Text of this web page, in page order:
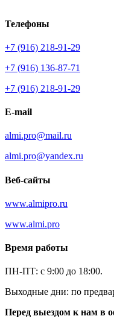
Телефоны
+7 (916) 218-91-29
+7 (916) 136-87-71
+7 (916) 218-91-29
E-mail
almi.pro@mail.ru
almi.pro@yandex.ru
Веб-сайты
www.almipro.ru
www.almi.pro
Время работы
ПН-ПТ: с 9:00 до 18:00.
Выходные дни: по
Перед выездом к нам в